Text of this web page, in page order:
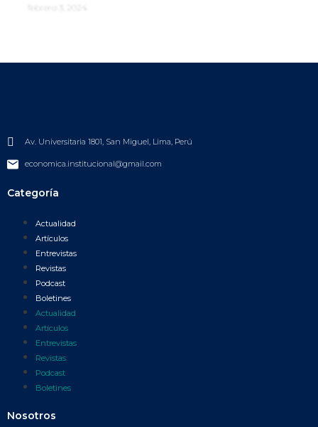
Av. Universitaria 1801, San Miguel, Lima, Perú
economica.institucional@gmail.com
Categoría
Actualidad
Artículos
Entrevistas
Revistas
Podcast
Boletines
Actualidad
Artículos
Entrevistas
Revistas
Podcast
Boletines
Nosotros